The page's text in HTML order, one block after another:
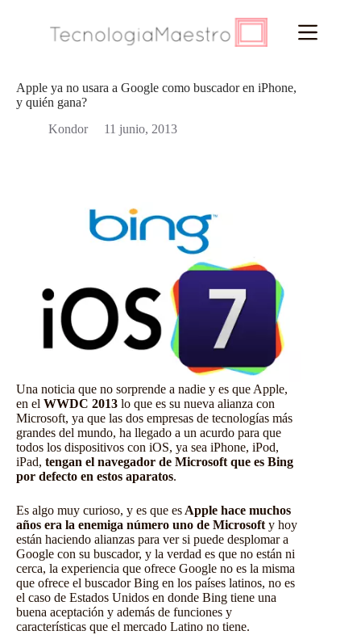
Apple ya no usara a Google como buscador en iPhone,
y quién gana?
Kondor
11 junio, 2013
Una noticia que no sorprende a nadie y es que Apple,
en el WWDC 2013 lo que es su nueva alianza con
Microsoft, ya que las dos empresas de tecnologías más
grandes del mundo, ha llegado a un acurdo para que
todos los dispositivos con iOS, ya sea iPhone, iPod,
iPad, tengan el navegador de Microsoft que es Bing
por defecto en estos aparatos.
Es algo muy curioso, y es que es Apple hace muchos
años era la enemiga número uno de Microsoft y hoy
están haciendo alianzas para ver si puede desplomar a
Google con su buscador, y la verdad es que no están ni
cerca, la experiencia que ofrece Google no es la misma
que ofrece el buscador Bing en los países latinos, no es
el caso de Estados Unidos en donde Bing tiene una
buena aceptación y además de funciones y
características que el mercado Latino no tiene.